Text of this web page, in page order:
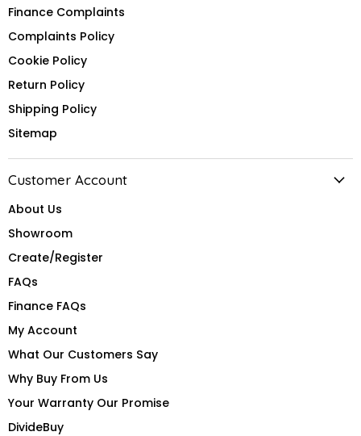
Finance Complaints
Complaints Policy
Cookie Policy
Return Policy
Shipping Policy
Sitemap
Customer Account
About Us
Showroom
Create/Register
FAQs
Finance FAQs
My Account
What Our Customers Say
Why Buy From Us
Your Warranty Our Promise
DivideBuy